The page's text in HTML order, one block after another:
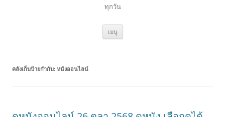
ทุกวัน
เมนู ข้าม
ยัง
คลังเก็บป้ายกำกับ: หนังออนไลน์